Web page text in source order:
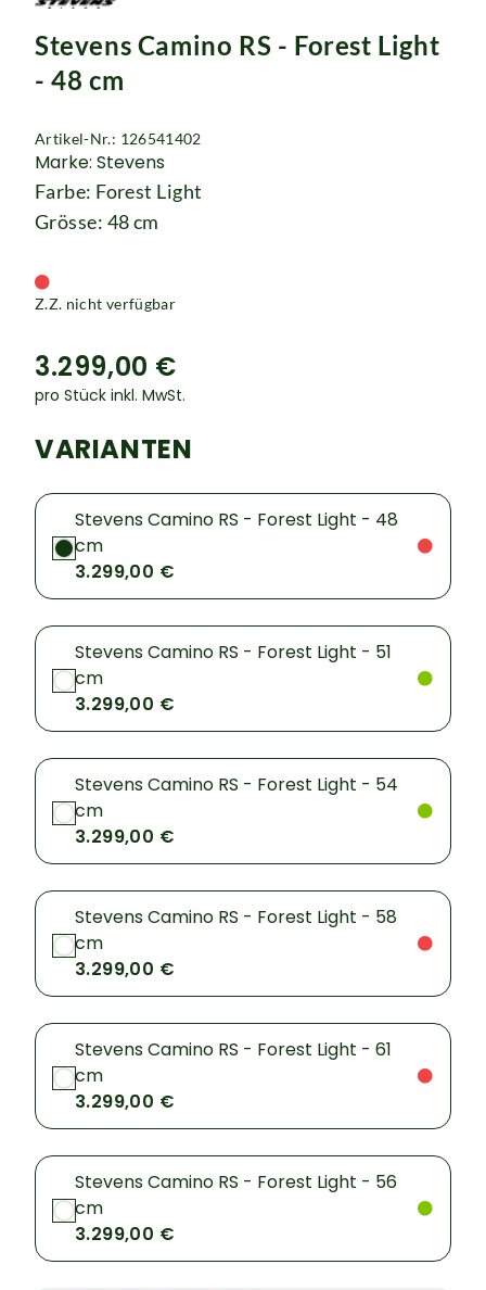
Rucksäcke
Schlösser
Stevens Camino RS - Forest Light
- 48 cm
Artikel-Nr.: 126541402
Marke: Stevens
Farbe: Forest Light
Grösse: 48 cm
Z.Z. nicht verfügbar
3.299,00 €
pro Stück inkl. MwSt.
VARIANTEN
Stevens Camino RS - Forest Light - 48
cm
3.299,00 €
Stevens Camino RS - Forest Light - 51
cm
3.299,00 €
Stevens Camino RS - Forest Light - 54
cm
3.299,00 €
Stevens Camino RS - Forest Light - 58
cm
3.299,00 €
Stevens Camino RS - Forest Light - 61
cm
3.299,00 €
Stevens Camino RS - Forest Light - 56
cm
3.299,00 €